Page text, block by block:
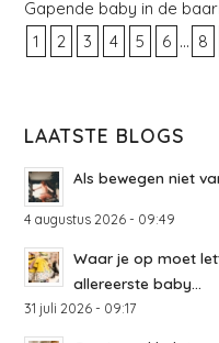
Gapende baby in de
1
2 3 4 5 6 ... 8
LAATSTE BLOGS
Als bewegen niet
4 augustus 2026 - 09:49
Waar je op moet
allereerste baby...
31 juli 2026 - 09:17